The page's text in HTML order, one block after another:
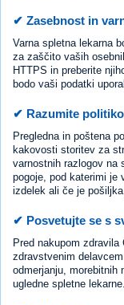
✔ Zasebnost in
Varna spletna lekarna
za zaščito vaših
HTTPS in preberite
bodo vaši podatki
✔ Razumite
Pregledna in poštena
kakovosti storitev za
varnostnih razlogov na
pogoje, pod katerimi je
izdelek ali če je pošiljka
✔ Posvetujte se s
Pred nakupom
zdravstvenim
odmerjanju, morebitnih
ugledne spletne lekarne.